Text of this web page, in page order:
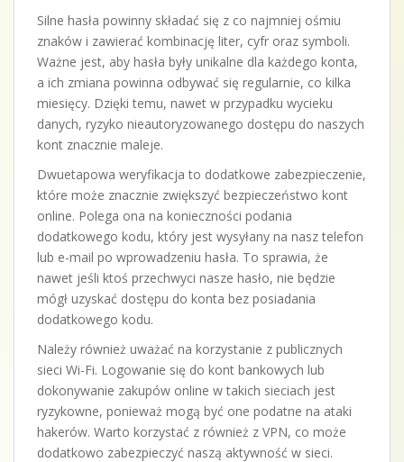
Silne hasła powinny składać się z co najmniej ośmiu
znaków i zawierać kombinację liter, cyfr oraz symboli.
Ważne jest, aby hasła były unikalne dla każdego konta,
a ich zmiana powinna odbywać się regularnie, co kilka
miesięcy. Dzięki temu, nawet w przypadku wycieku
danych, ryzyko nieautoryzowanego dostępu do naszych
kont znacznie maleje.
Dwuetapowa weryfikacja to dodatkowe zabezpieczenie,
które może znacznie zwiększyć bezpieczeństwo kont
online. Polega ona na konieczności podania
dodatkowego kodu, który jest wysyłany na nasz telefon
lub e-mail po wprowadzeniu hasła. To sprawia, że
nawet jeśli ktoś przechwyci nasze hasło, nie będzie
mógł uzyskać dostępu do konta bez posiadania
dodatkowego kodu.
Należy również uważać na korzystanie z publicznych
sieci Wi-Fi. Logowanie się do kont bankowych lub
dokonywanie zakupów online w takich sieciach jest
ryzykowne, ponieważ mogą być one podatne na ataki
hakerów. Warto korzystać z również z VPN, co może
dodatkowo zabezpieczyć naszą aktywność w sieci.